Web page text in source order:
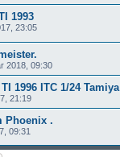
1993
23:05
2018, 09:30
1996 ITC 1/24
21:19
Phoenix .
09:31